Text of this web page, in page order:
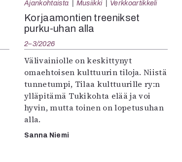
Ajankohtaista Musiikki Verkkoartikkeli
Korjaamontien treenikset
purku-uhan alla
2–3/2026
Välivainiolle on keskittynyt
omaehtoisen kulttuurin tiloja. Niistä
tunnetumpi, Tilaa kulttuurille ry:n
ylläpitämä Tukikohta elää ja voi
hyvin, mutta toinen on lopetusuhan
alla.
Sanna Niemi